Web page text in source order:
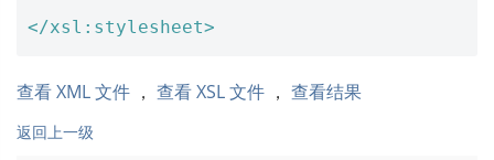
</xsl:stylesheet>
查看 XML 文件 ， 查看 XSL 文件 ， 查看结果
返回上一级